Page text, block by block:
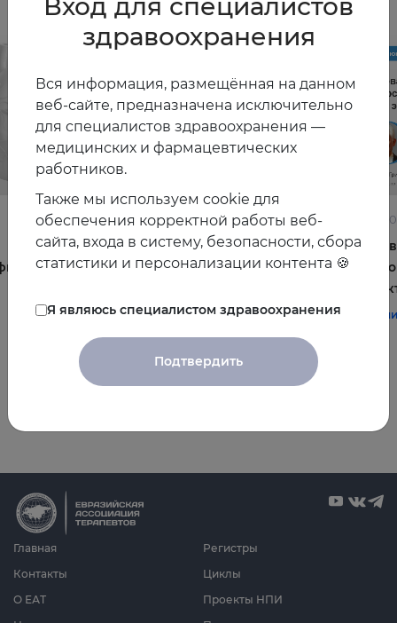
22.06.2026
Постменопауза на приёме: алгоритмы для
терапевта
и
и
Главная
О ЕАТ
Циклы
Проекты НПИ
Регистры
Контакты
здравоохранения
Вся информация, размещённая на данном
веб-сайте, предназначена исключительно
для специалистов здравоохранения —
медицинских и фармацевтических
работников.
Также мы используем cookie для
обеспечения корректной работы веб-
сайта, входа в систему, безопасности, сбора
статистики и персонализации контента 🍪
Я являюсь специалистом здравоохранения
Подтвердить